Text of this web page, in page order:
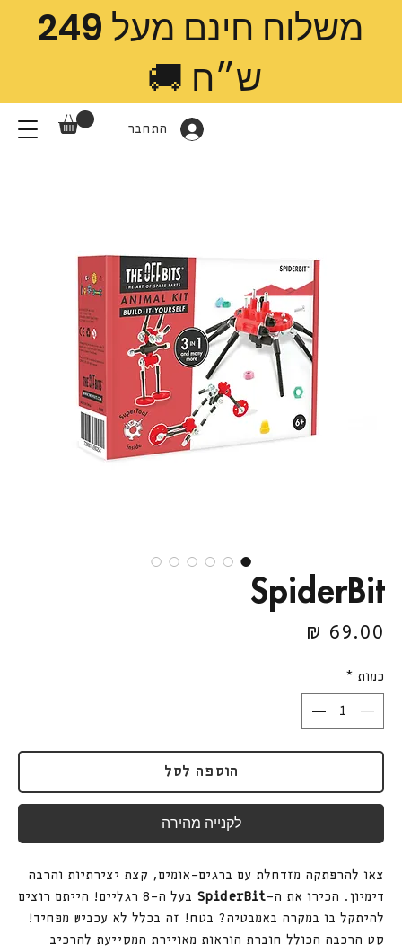
התחבר
משלוח חינם מעל 249
ש״ח 🚚
SpiderBit
כמות *
הוספה לסל
לקנייה מהירה
צאו להרפתקה מזדחלת עם ברגים-אומים, קצת יצירתיות והרבה
דימיון. הכירו את ה-SpiderBit
בעל ה-8 רגליים! הייתם רוצים
להיתקל בו במקרה באמבטיה? בטח! זה בכלל לא עכביש מפחיד!
סט הרכבה הכולל חוברת הוראות מאויירת המסייעת להרכיב